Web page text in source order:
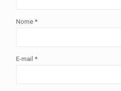
Nome *
E-mail *